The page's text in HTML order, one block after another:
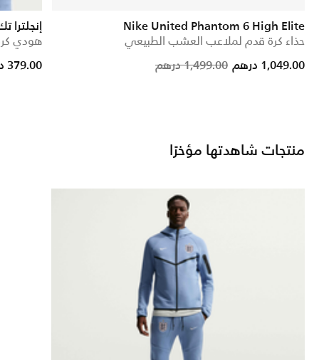
Nike United Phantom 6 High Elite
حذاء كرة قدم لملاعب العشب الطبيعي
Price reduced from
1,499.00 درهم
to 1,049.00 درهم
إنجلترا
هودي
379.00 درهم
منتجات شاهدتها مؤخرًا